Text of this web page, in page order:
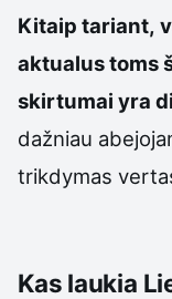
Kitaip tariant,
aktualus toms
skirtumai yra
dažniau
trikdymas
Kas laukia